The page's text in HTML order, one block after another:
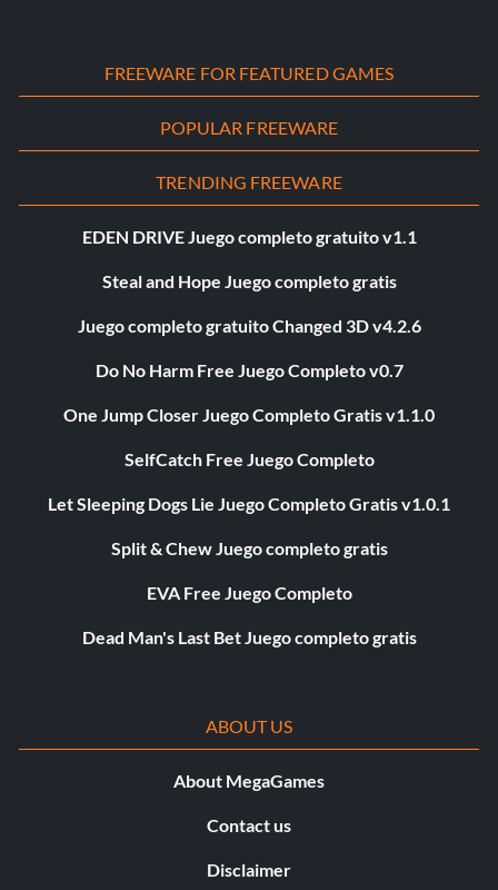
FREEWARE FOR FEATURED GAMES
POPULAR FREEWARE
TRENDING FREEWARE
EDEN DRIVE Juego completo gratuito v1.1
Steal and Hope Juego completo gratis
Juego completo gratuito Changed 3D v4.2.6
Do No Harm Free Juego Completo v0.7
One Jump Closer Juego Completo Gratis v1.1.0
SelfCatch Free Juego Completo
Let Sleeping Dogs Lie Juego Completo Gratis v1.0.1
Split & Chew Juego completo gratis
EVA Free Juego Completo
Dead Man's Last Bet Juego completo gratis
ABOUT US
About MegaGames
Contact us
Disclaimer